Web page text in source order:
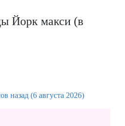
Йорк макси (в
назад (6 августа 2026)